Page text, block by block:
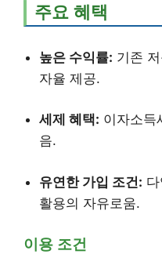
주요 혜택
높은 수익률: 기존
자율 제공.
세제 혜택: 이자소득
음.
유연한 가입 조건:
활용의 자유로움.
이용 조건